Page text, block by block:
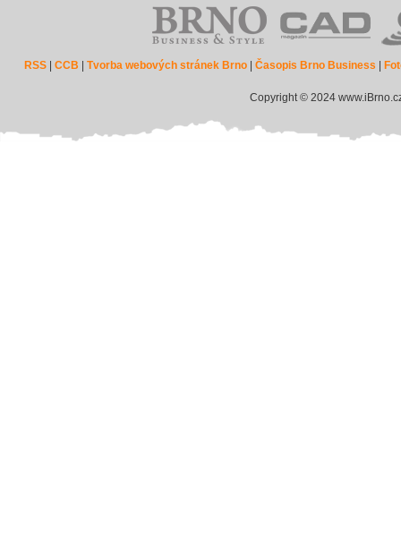
RSS |CCB |Tvorba webových stránek Brno |Časopis Brno Business
Copyright © 2024